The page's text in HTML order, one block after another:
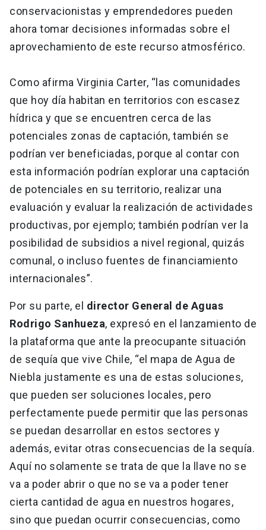
conservacionistas y emprendedores pueden
ahora tomar decisiones informadas sobre el
aprovechamiento de este recurso atmosférico.
Como afirma Virginia Carter, “las comunidades
que hoy día habitan en territorios con escasez
hídrica y que se encuentren cerca de las
potenciales zonas de captación, también se
podrían ver beneficiadas, porque al contar con
esta información podrían explorar una captación
de potenciales en su territorio, realizar una
evaluación y evaluar la realización de actividades
productivas, por ejemplo; también podrían ver la
posibilidad de subsidios a nivel regional, quizás
comunal, o incluso fuentes de financiamiento
internacionales”.
Por su parte, el director General de Aguas
Rodrigo Sanhueza, expresó en el lanzamiento de
la plataforma que ante la preocupante situación
de sequía que vive Chile, “el mapa de Agua de
Niebla justamente es una de estas soluciones,
que pueden ser soluciones locales, pero
perfectamente puede permitir que las personas
se puedan desarrollar en estos sectores y
además, evitar otras consecuencias de la sequía.
Aquí no solamente se trata de que la llave no se
va a poder abrir o que no se va a poder tener
cierta cantidad de agua en nuestros hogares,
sino que puedan ocurrir consecuencias, como